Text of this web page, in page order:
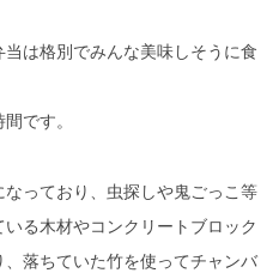
は格別でみんな美味しそうに食
です。
っており、虫探しや鬼ごっこ等
る木材やコンクリートブロック
落ちていた竹を使ってチャンバ